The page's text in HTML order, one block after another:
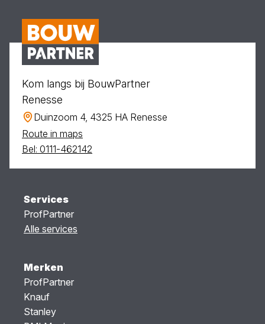
Kom langs bij BouwPartner
Renesse
Duinzoom 4, 4325 HA Renesse
Route in maps
Bel: 0111-462142
Services
ProfPartner
Alle services
Merken
ProfPartner
Knauf
Stanley